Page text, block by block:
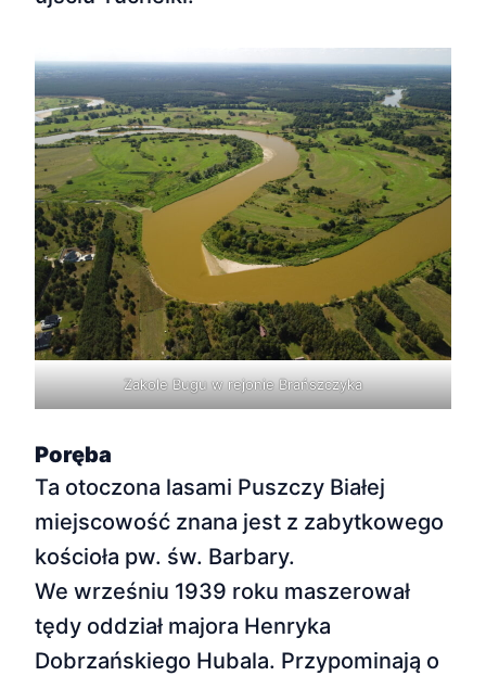
Zakole Bugu w rejonie Brańszczyka
Poręba
Ta otoczona lasami Puszczy Białej
miejscowość znana jest z zabytkowego
kościoła pw. św. Barbary.
We wrześniu 1939 roku maszerował
tędy oddział majora Henryka
Dobrzańskiego Hubala. Przypominają o